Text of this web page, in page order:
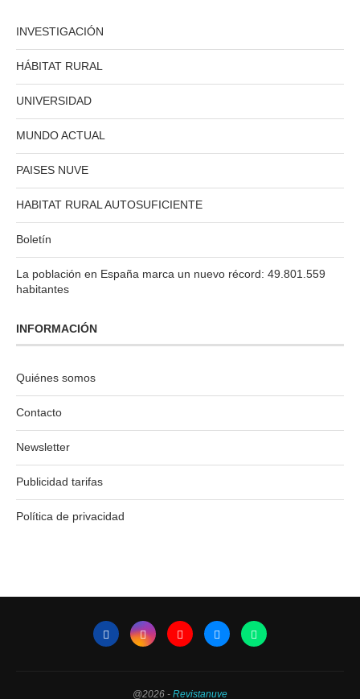
INVESTIGACIÓN
HÁBITAT RURAL
UNIVERSIDAD
MUNDO ACTUAL
PAISES NUVE
HABITAT RURAL AUTOSUFICIENTE
Boletín
La población en España marca un nuevo récord: 49.801.559
habitantes
INFORMACIÓN
Quiénes somos
Contacto
Newsletter
Publicidad tarifas
Política de privacidad
@2026 - Revistanuve